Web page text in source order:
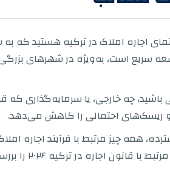
اجاره املاک در ترکیه هستید که
سریع است، به‌ویژه در شهرهای بزرگی
چه خارجی، یا سرمایه‌گذاری که
ریسک‌های احتمالی را کاهش می‌دهد.
همه چیز مرتبط با فرآیند اجاره
اجاره در ترکیه ۲۰۲۶ را بررسی می‌نماییم.